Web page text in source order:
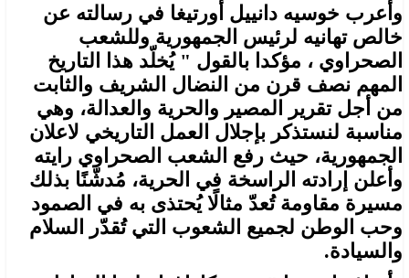
وأعرب خوسيه دانييل أورتيغا في رسالته عن
خالص تهانيه لرئيس الجمهورية وللشعب
الصحراوي ، مؤكدا بالقول " يُخلّد هذا التاريخ
المهم نصف قرن من النضال الشريف والثابت
من أجل تقرير المصير والحرية والعدالة، وهي
مناسبة لنستذكر بإجلال العمل التاريخي لاعلان
الجمهورية، حيث رفع الشعب الصحراوي رايته
وأعلن إرادته الراسخة في الحرية، مُدشّنًا بذلك
مسيرة مقاومة تُعدّ مثالًا يُحتذى به في الصمود
وحب الوطن لجميع الشعوب التي تُقدّر السلام
والسيادة.